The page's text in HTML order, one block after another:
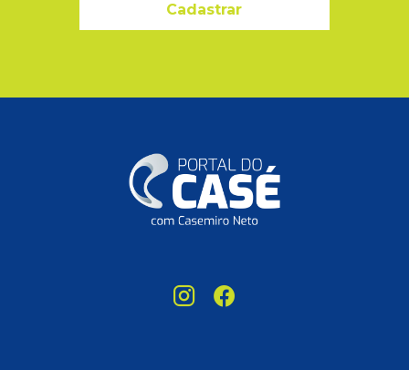
Cadastrar